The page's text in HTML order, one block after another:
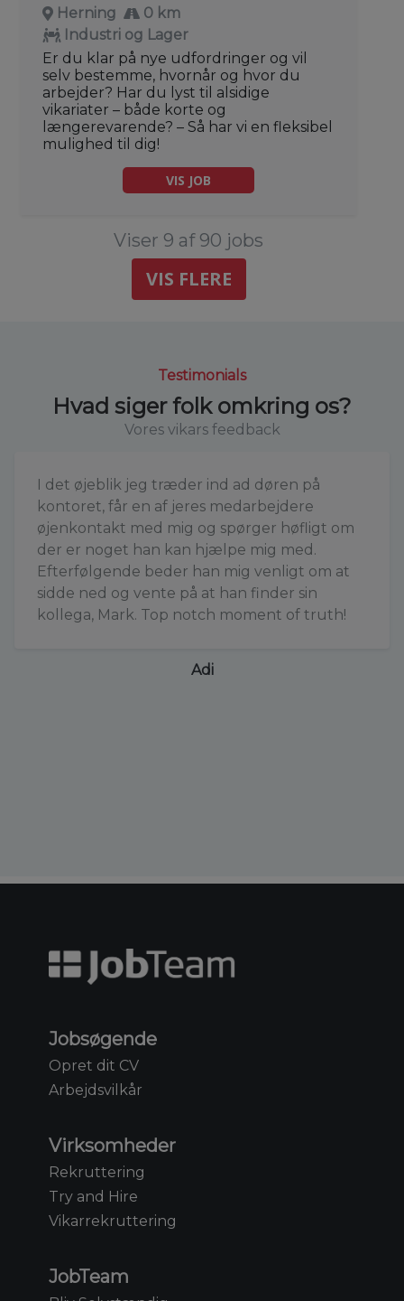
Herning
0 km
Industri og Lager
Er du klar på nye udfordringer og vil
selv bestemme, hvornår og hvor du
arbejder? Har du lyst til alsidige
vikariater – både korte og
længerevarende? – Så har vi en fleksibel
mulighed til dig!
VIS JOB
Viser 9 af 90 jobs
VIS FLERE
Testimonials
Hvad siger folk omkring os?
Vores vikars feedback
I det øjeblik jeg træder ind ad døren på
kontoret, får en af jeres medarbejdere
øjenkontakt med mig og spørger høfligt om
der er noget han kan hjælpe mig med.
Efterfølgende beder han mig venligt om at
sidde ned og vente på at han finder sin
kollega, Mark. Top notch moment of truth!
Adi
Jobsøgende
Opret dit CV
Arbejdsvilkår
Virksomheder
Rekruttering
Try and Hire
Vikarrekruttering
JobTeam